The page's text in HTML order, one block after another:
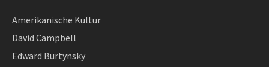
Amerikanische Kultur
David Campbell
Edward Burtynsky